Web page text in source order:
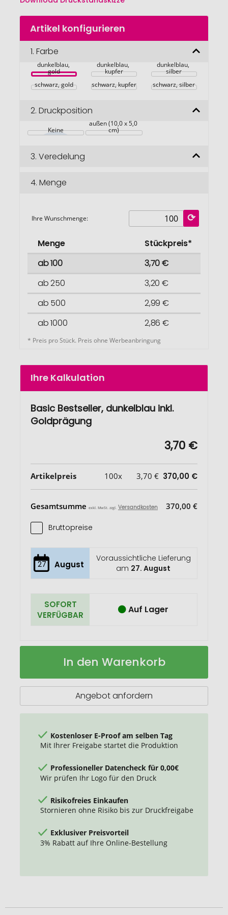
Zum
Anfang
Bildgalerie
Artikel konfigurieren
1. Farbe
dunkelblau,
gold
dunkelblau,
kupfer
dunkelblau,
silber
schwarz, gold
schwarz, kupfer schwarz, silber
2. Druckposition
Keine
außen (10,0 x 5,0
cm)
3. Veredelung
4. Menge
Ihre Wunschmenge:
Menge
Stückpreis*
ab 100
3,70 €
ab 250
3,20 €
ab 500
2,99 €
ab 1000
2,86 €
* Preis pro Stück. Preis ohne Werbeanbringung
Ihre Kalkulation
Basic Bestseller, dunkelblau inkl.
Goldprägung
3,70 €
Artikelpreis 100x 3,70 € 370,00 €
Gesamtsumme exkl. MwSt. zzgl. Versandkosten 370,00 €
Bruttopreise
27 August
Voraussichtliche Lieferung
am 27. August
SOFORT
VERFÜGBAR
Auf Lager
Basic
Prägung
Auf
In den Warenkorb
Angebot anfordern
Kostenloser E-Proof am selben Tag
Mit Ihrer Freigabe startet die Produktion
Professioneller Datencheck für 0,00€
Wir prüfen Ihr Logo für den Druck
Risikofreies Einkaufen
Stornieren ohne Risiko bis zur Druckfreigabe
Exklusiver Preisvorteil
3% Rabatt auf Ihre Online-Bestellung